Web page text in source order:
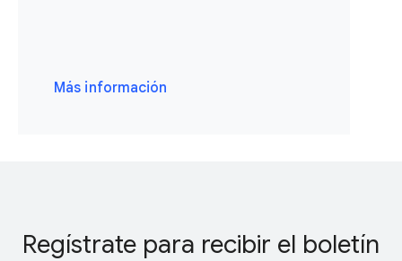
Más información
Regístrate para recibir el boletín